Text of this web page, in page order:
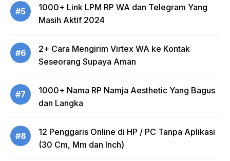
#5
1000+ Link LPM RP WA dan Telegram Yang
Masih Aktif 2024
#6
2+ Cara Mengirim Virtex WA ke Kontak
Seseorang Supaya Aman
#7
1000+ Nama RP Namja Aesthetic Yang Bagus
dan Langka
#8
12 Penggaris Online di HP / PC Tanpa Aplikasi
(30 Cm, Mm dan Inch)